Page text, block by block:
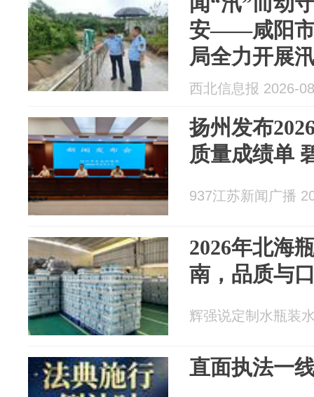
安——咸阳市
局全力开展
查
西北信息报 2026-
扬州发布
质量成绩单
937江苏新闻广播
2026年北海
南，品质与
辉强说定制水瓶装
直面执法一